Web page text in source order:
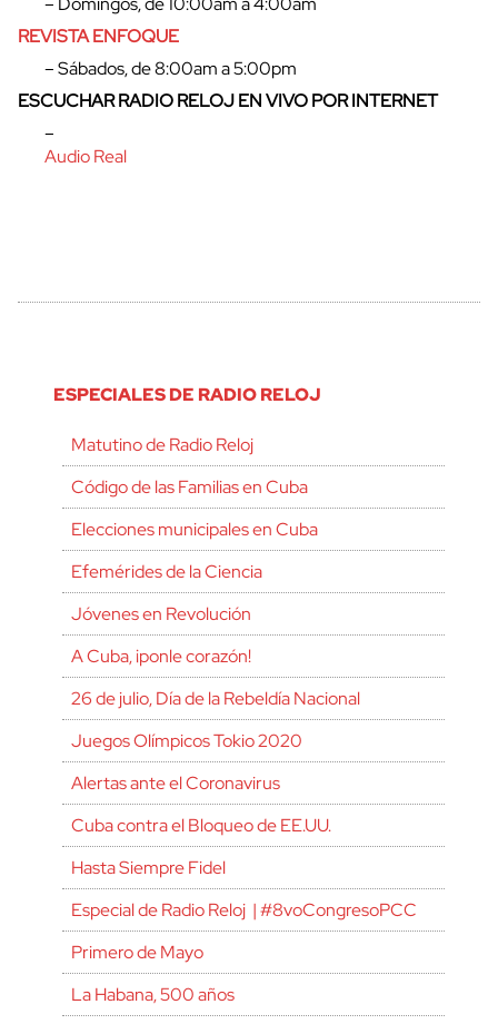
REVISTA ENFOQUE
– Sábados, de 8:00am a 5:00pm
ESCUCHAR RADIO RELOJ EN VIVO POR INTERNET
–
Audio Real
ESPECIALES DE RADIO RELOJ
Matutino de Radio Reloj
Código de las Familias en Cuba
Elecciones municipales en Cuba
Efemérides de la Ciencia
Jóvenes en Revolución
A Cuba, ¡ponle corazón!
26 de julio, Día de la Rebeldía Nacional
Juegos Olímpicos Tokio 2020
Alertas ante el Coronavirus
Cuba contra el Bloqueo de EE.UU.
Hasta Siempre Fidel
Especial de Radio Reloj | #8voCongresoPCC
Primero de Mayo
La Habana, 500 años